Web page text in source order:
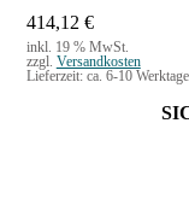
414,12 €
inkl. 19 % MwSt.
zzgl. Versandkosten
Lieferzeit: ca. 6-10